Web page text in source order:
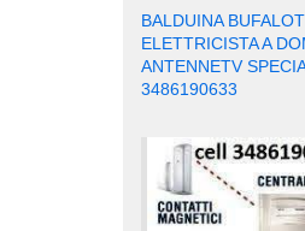
BALDUINA
ELETTRICISTA A
ANTENNETV
3486190633